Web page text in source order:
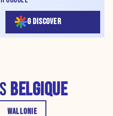
G DISCOVER
BELGIQUE
WALLONIE